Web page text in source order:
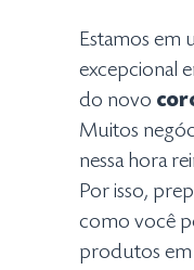
Estamos em
excepcional
do novo
Muitos
nessa hora
Por isso,
como você
produtos em